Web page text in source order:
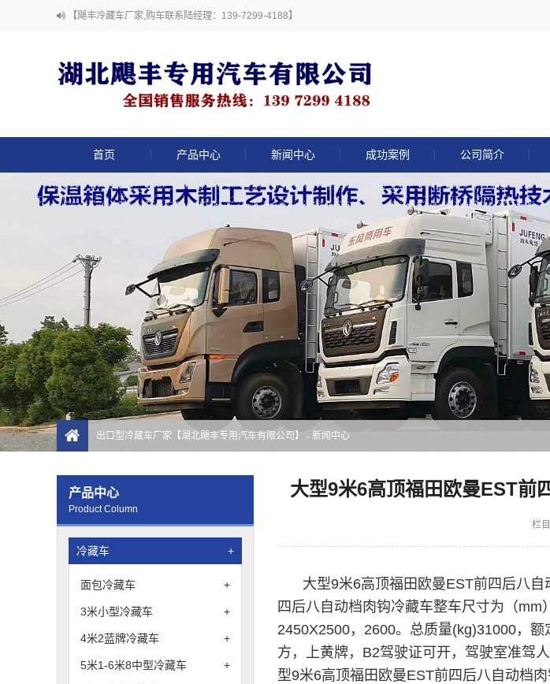
【飓丰冷藏车厂家,购车联系陆经理：139-7299-4188】
首页 产品中心 新闻中心 成功案例 公司简介
出口型冷藏车厂家【湖北飓丰专用汽车有限公司】 - 新闻中心
产品中心
Product Column
冷藏车 +
面包冷藏车 +
3米小型冷藏车 +
4米2蓝牌冷藏车 +
5米1-6米8中型冷藏车 +
大型9米6高顶福田欧曼EST前
栏目
大型9米6高顶福田欧曼EST前四后八
四后八自动档肉钩冷藏车整车尺寸为（mm
2450X2500，2600。总质量(kg)31000，额
方，
上黄牌，B2驾驶证可开， 驾驶室准驾人
型9米6高顶福田欧曼EST前四后八自动档